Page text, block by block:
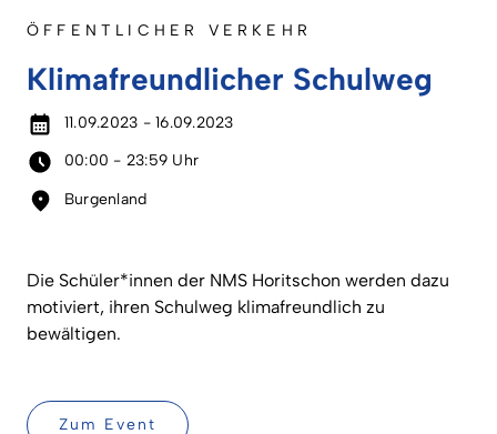
ÖFFENTLICHER VERKEHR
Klimafreundlicher Schulweg
11.09.2023 - 16.09.2023
00:00 - 23:59 Uhr
Burgenland
Die Schüler*innen der NMS Horitschon werden dazu
motiviert, ihren Schulweg klimafreundlich zu
bewältigen.
Zum Event